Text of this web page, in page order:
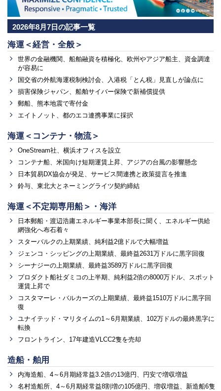
2026年8月7日の記事一覧
海運＜経営・全般＞
世界の金融機関、船舶融資を積極化、欧州やアジア船主、資金調達
が容易に
国交省の外航海運税制検討会、入港税「とん税」見直しが論点に
損害保険ジャパン、船舶サイバー保険で新補償提供
郵船、熊本地震で寄付金
エイトノット、都のエコ連携事業に採択
海運＜コンテナ・物流＞
OneStream社、横浜オフィスを設立
コンテナ船、米国向け短期運賃上昇、アジアの台風の影響懸念
日本貿易DX協会が発足、サービス間連携と政策提言を推進
鈴与、東北大とネーミングライツ契約締結
海運＜不定期専用船＞・海洋
日本郵船・渡辺浩庸エネルギー事業本部長に聞く、エネルギー供給
網強化へ布石着々
スターバルクの上期業績、純利益2億ドルで大幅増益
ジェンコ・シッピングの上期業績、最終益2631万ドルに黒字回復
シーナジーの上期業績、最終益3589万ドルに黒字回復
プロダクト船社ダミコの上半期、純利益2倍の8000万ドル、スポット
運賃上昇で
コスタマーレ・バルカーズの上期業績、最終益1510万ドルに黒字回
復
ユナイテッド・マリタイムの1～6月期業績、102万ドルの最終黒字に
転換
フロントライン、17年建造VLCC2隻を売却
造船・舶用
内海造船、4～6月期経常益3.2倍の13億円、円安で増収増益
名村造船所、4～6月期経常益8割増の105億円、増収増益、新造船6隻